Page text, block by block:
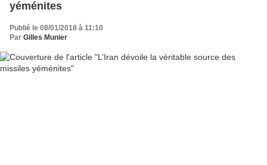
yéménites
Publié le 08/01/2018 à 11:10
Par Gilles Munier